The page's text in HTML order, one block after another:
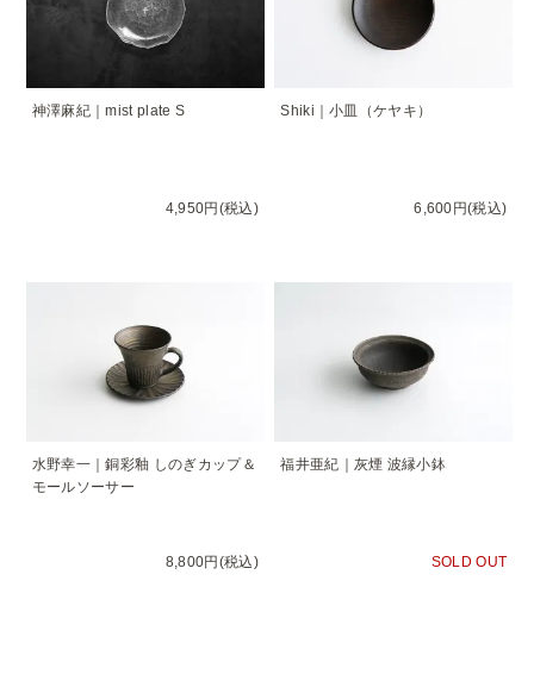
神澤麻紀｜mist plate S
4,950円(税込)
Shiki｜小皿（ケヤキ）
6,600円(税込)
水野幸一｜銅彩釉 しのぎカップ＆
モールソーサー
8,800円(税込)
福井亜紀｜灰煙 波縁小鉢
SOLD OUT